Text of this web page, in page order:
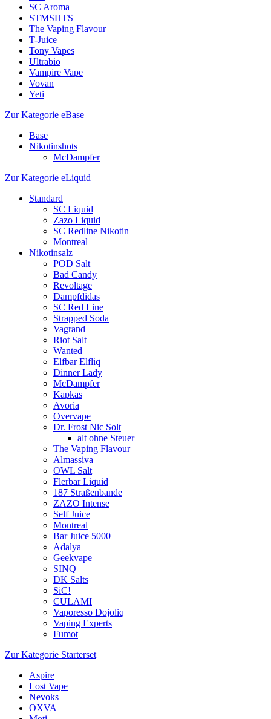
SC Aroma
STMSHTS
The Vaping Flavour
T-Juice
Tony Vapes
Ultrabio
Vampire Vape
Vovan
Yeti
Zur Kategorie eBase
Base
Nikotinshots
McDampfer
Zur Kategorie eLiquid
Standard
SC Liquid
Zazo Liquid
SC Redline Nikotin
Montreal
Nikotinsalz
POD Salt
Bad Candy
Revoltage
Dampfdidas
SC Red Line
Strapped Soda
Vagrand
Riot Salt
Wanted
Elfbar Elfliq
Dinner Lady
McDampfer
Kapkas
Avoria
Overvape
Dr. Frost Nic Solt
alt ohne Steuer
The Vaping Flavour
Almassiva
OWL Salt
Flerbar Liquid
187 Straßenbande
ZAZO Intense
Self Juice
Montreal
Bar Juice 5000
Adalya
Geekvape
SINQ
DK Salts
SiC!
CULAMI
Vaporesso Dojoliq
Vaping Experts
Fumot
Zur Kategorie Starterset
Aspire
Lost Vape
Nevoks
OXVA